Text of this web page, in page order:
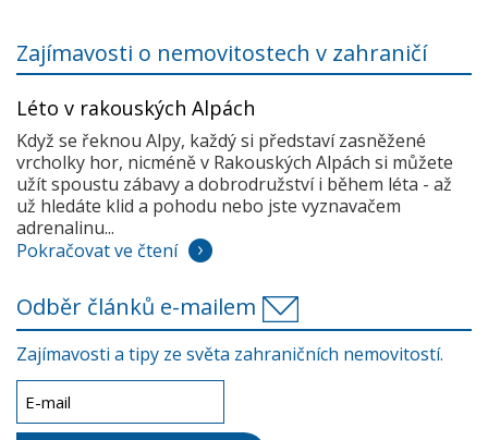
Zajímavosti o nemovitostech v zahraničí
Léto v rakouských Alpách
Když se řeknou Alpy, každý si představí zasněžené
vrcholky hor, nicméně v Rakouských Alpách si můžete
užít spoustu zábavy a dobrodružství i během léta - až
už hledáte klid a pohodu nebo jste vyznavačem
adrenalinu...
Pokračovat ve čtení
Odběr článků e-mailem
Zajímavosti a tipy ze světa zahraničních nemovitostí.